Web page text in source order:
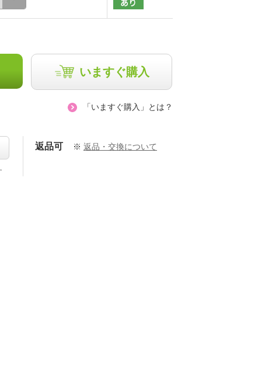
いますぐ購入
「いますぐ購入」とは？
返品可 ※ 返品・交換について